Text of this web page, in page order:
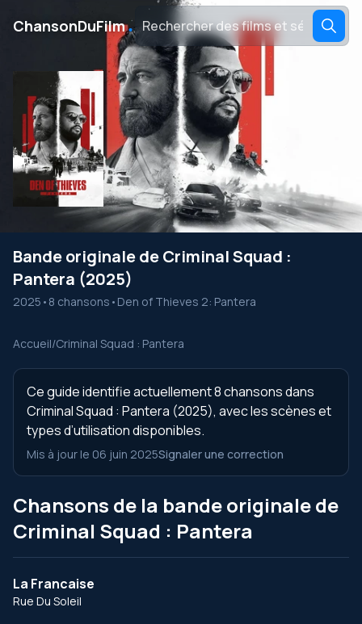
ChansonDuFilm․
Bande originale de Criminal Squad :
Pantera (2025)
2025 • 8 chansons • Den of Thieves 2: Pantera
Accueil/Criminal Squad : Pantera
Ce guide identifie actuellement 8 chansons dans
Criminal Squad : Pantera (2025), avec les scènes et
types d’utilisation disponibles.
Mis à jour le 06 juin 2025Signaler une correction
Chansons de la bande originale de
Criminal Squad : Pantera
La Francaise
Rue Du Soleil